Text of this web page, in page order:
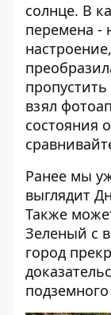
солнце. В
перемена -
взял
состояния
Ранее мы
выглядит
Также
Зеленый с
город